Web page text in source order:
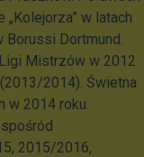
w latach
Borussi Dortmund.
Ligi Mistrzów w 2012
2014). Świetna
w 2014 roku.
2015/2016,